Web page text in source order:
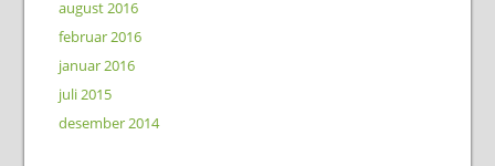
august 2016
februar 2016
januar 2016
juli 2015
desember 2014